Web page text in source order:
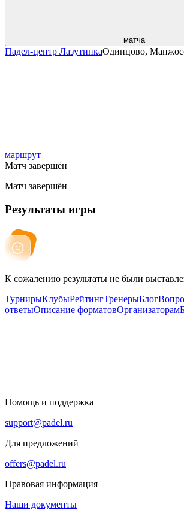
матча
Падел-центр ЛазутинкаОдинцово,
маршрут
Матч завершён
Матч завершён
Результаты игры
К сожалению результаты не были
ТурнирыКлубыРейтингТренерыБлог
ответыОписание форматовОрганизаторам
Помощь и поддержка
support@padel.ru
Для предложений
offers@padel.ru
Правовая информация
Наши документы